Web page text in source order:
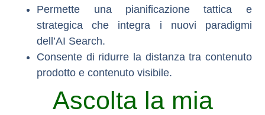
Permette una pianificazione tattica e
strategica che integra i nuovi paradigmi
dell’AI Search.
Consente di ridurre la distanza tra contenuto
prodotto e contenuto visibile.
Ascolta la mia